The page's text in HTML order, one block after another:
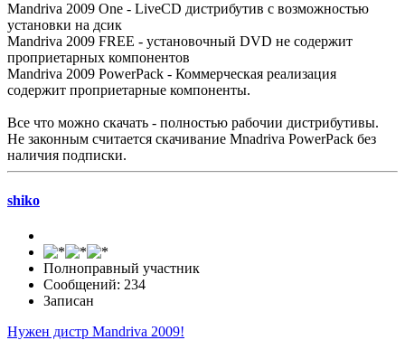
Mandriva 2009 One - LiveCD дистрибутив с возможностью
установки на дсик
Mandriva 2009 FREE - установочный DVD не содержит
проприетарных компонентов
Mandriva 2009 PowerPack - Коммерческая реализация
содержит проприетарные компоненты.
Все что можно скачать - полностью рабочии дистрибутивы.
Не законным считается скачивание Mnadriva PowerPack без
наличия подписки.
shiko
Полноправный участник
Сообщений: 234
Записан
Нужен дистр Mandriva 2009!